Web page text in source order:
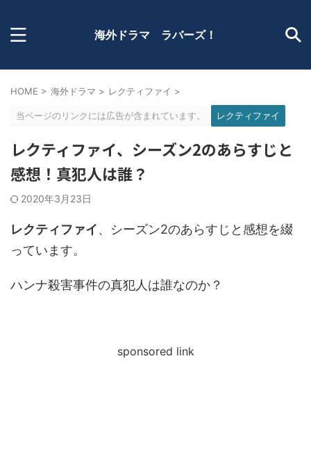
海外ドラマ ラバーズ！
HOME > 海外ドラマ > レクティファイ >
当ページのリンクには広告が含まれています。 レクティファイ
レクティファイ、シーズン2のあらすじと
感想！真犯人は誰？
2020年3月23日
レクティファイ、シーズン2のあらすじと感想を綴
っています。
ハンナ殺害事件の真犯人は誰なのか？
sponsored link